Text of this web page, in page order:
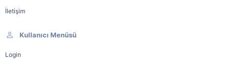
İletişim
Kullanıcı Menüsü
Login